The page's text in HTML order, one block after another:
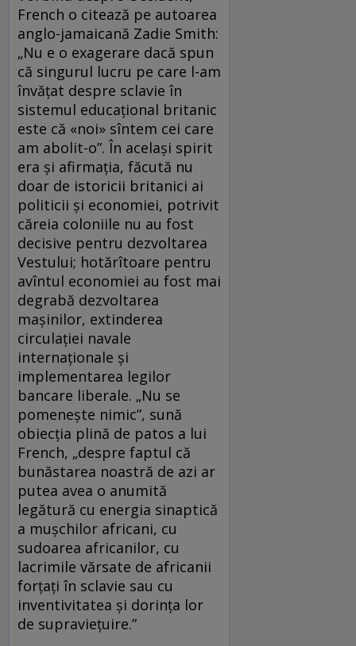
French o citează pe autoarea
anglo-jamaicană Zadie Smith:
„Nu e o exagerare dacă spun
că singurul lucru pe care l-am
învățat despre sclavie în
sistemul educațional britanic
este că «noi» sîntem cei care
am abolit-o”. În același spirit
era și afirmația, făcută nu
doar de istoricii britanici ai
politicii și economiei, potrivit
căreia coloniile nu au fost
decisive pentru dezvoltarea
Vestului; hotărîtoare pentru
avîntul economiei au fost mai
degrabă dezvoltarea
mașinilor, extinderea
circulației navale
internaționale și
implementarea legilor
bancare liberale. „Nu se
pomenește nimic”, sună
obiecția plină de patos a lui
French, „despre faptul că
bunăstarea noastră de azi ar
putea avea o anumită
legătură cu energia sinaptică
a mușchilor africani, cu
sudoarea africanilor, cu
lacrimile vărsate de africanii
forțați în sclavie sau cu
inventivitatea și dorința lor
de supraviețuire.”